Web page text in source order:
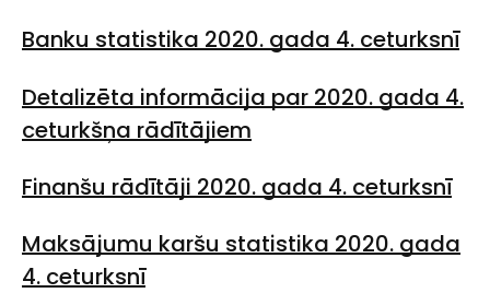
Banku statistika 2020. gada 4. ceturksnī
Detalizēta informācija par 2020. gada 4.
ceturkšņa rādītājiem
Finanšu rādītāji 2020. gada 4. ceturksnī
Maksājumu karšu statistika 2020. gada
4. ceturksnī